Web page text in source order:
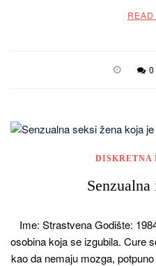
READ
DISKRETNA
Senzualna
Ime: Strastvena Godište:
osobina koja se izgubila. Cure
kao da nemaju mozga,